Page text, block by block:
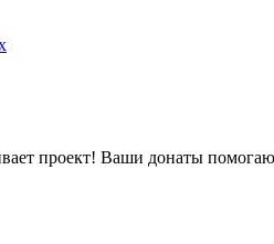
проект! Ваши донаты